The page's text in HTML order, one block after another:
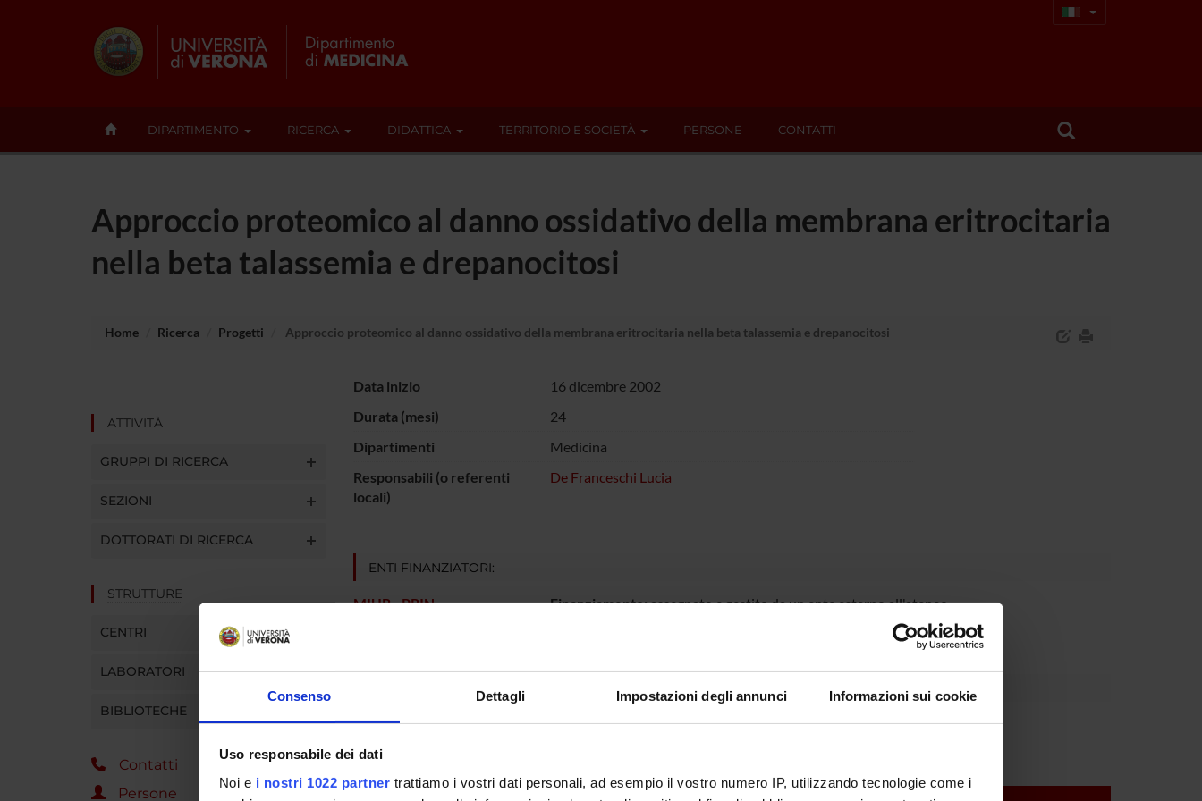
Consenso Dettagli Impostazioni degli annunci Informazioni sui cookie
Uso responsabile dei dati
Noi e i nostri 1022 partner trattiamo i vostri dati personali, ad esempio il vostro numero IP, utilizzando tecnologie come i
DIPARTIMENTO RICERCA DIDATTICA TERRITORIO E SOCIETÀ PERSONE CONTATTI
Approccio proteomico al danno ossidativo della membrana eritrocitaria
nella beta talassemia e drepanocitosi
Home Ricerca Progetti Approccio proteomico al danno ossidativo della membrana eritrocitaria nella beta talassemia e drepanocitosi
ATTIVITÀ
GRUPPI DI RICERCA
SEZIONI
DOTTORATI DI RICERCA
STRUTTURE
CENTRI
LABORATORI
BIBLIOTECHE
Contatti
Persone
Data inizio
16 dicembre 2002
Durata (mesi)
24
Dipartimenti
Medicina
Responsabili (o referenti
locali)
De Franceschi Lucia
ENTI FINANZIATORI:
MIUR - PRIN Finanziamento:assegnato e gestito da un ente esterno all'ateneo
PARTECIPANTI AL PROGETTO
Lucia De Franceschi Professore ordinario